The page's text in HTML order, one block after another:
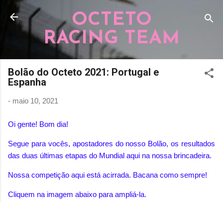
Pular para o conteúdo principal
OCTETO
RACING TEAM
Bolão do Octeto 2021: Portugal e
Espanha
- maio 10, 2021
Oi gente! Bom dia!
Segue para vocês, apostadores do nosso Bolão, os resultados
das duas últimas etapas do Mundial aqui na nossa brincadeira.
Nossa competição aqui está acirrada. Bacana como sempre!
Cliquem na imagem abaixo para ampliá-la.